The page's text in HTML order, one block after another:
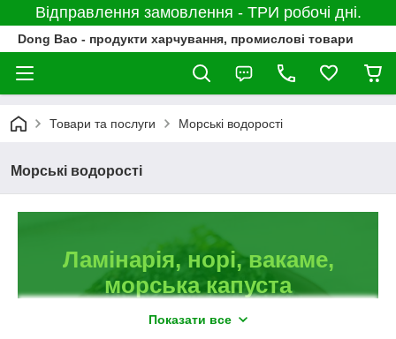
Відправлення замовлення - ТРИ робочі дні.
Dong Bao - продукти харчування, промислові товари
Товари та послуги Морські водорості
Морські водорості
Ламінарія, норі, вакаме,
морська капуста
Показати все